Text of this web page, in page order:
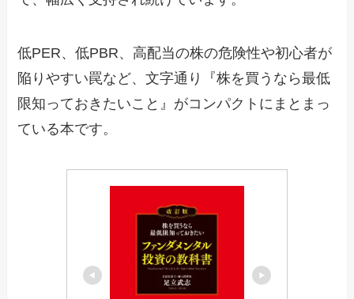
低PER、低PBR、高配当の株の危険性や初心者が
陥りやすい罠など、文字通り『株を買うなら最低
限知っておきたいこと』がコンパクトにまとまっ
ている本です。